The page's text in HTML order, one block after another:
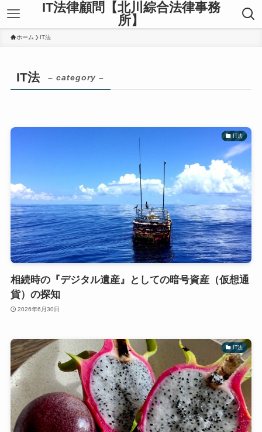
IT法律顧問【北川綜合法律事務
所】
ホーム IT法
IT法 – category –
IT法
相続時の『デジタル遺産』としての暗号資産（仮想通
貨）の探知
2026年6月30日
IT法